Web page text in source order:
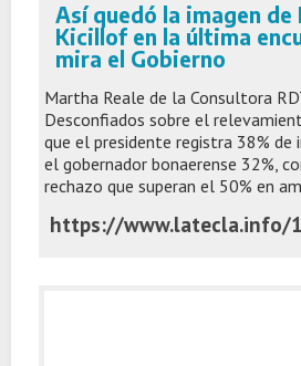
Así quedó la imagen de
Kicillof en la última
mira el Gobierno
Martha Reale de la Consultora
Desconfiados sobre el
que el presidente registra 38% de
el gobernador bonaerense 32%,
rechazo que superan el 50% en